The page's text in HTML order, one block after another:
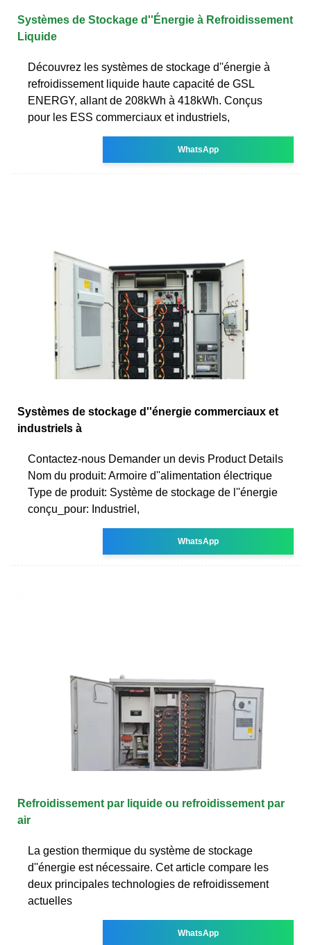
Systèmes de Stockage d''Énergie à Refroidissement
Liquide
Découvrez les systèmes de stockage d''énergie à
refroidissement liquide haute capacité de GSL
ENERGY, allant de 208kWh à 418kWh. Conçus
pour les ESS commerciaux et industriels,
WhatsApp
Systèmes de stockage d''énergie commerciaux et
industriels à
Contactez-nous Demander un devis Product Details
Nom du produit: Armoire d''alimentation électrique
Type de produit: Système de stockage de l''énergie
conçu_pour: Industriel,
WhatsApp
Refroidissement par liquide ou refroidissement par
air
La gestion thermique du système de stockage
d''énergie est nécessaire. Cet article compare les
deux principales technologies de refroidissement
actuelles
WhatsApp